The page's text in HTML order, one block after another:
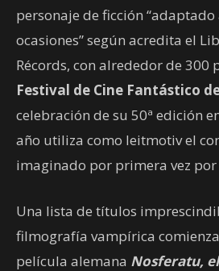
personaje de ficción “adaptado
ocasiones” según acredita el
Récords, con alrededor de 300
Festival de Cine Fantástico
celebración de su 50ª edición
año utiliza como leitmotiv el
imaginado por primera vez por
Una lista de títulos
filmografía vampírica
película alemana Nosferatu,